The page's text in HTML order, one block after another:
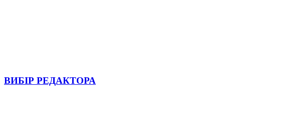
ВИБІР РЕДАКТОРА